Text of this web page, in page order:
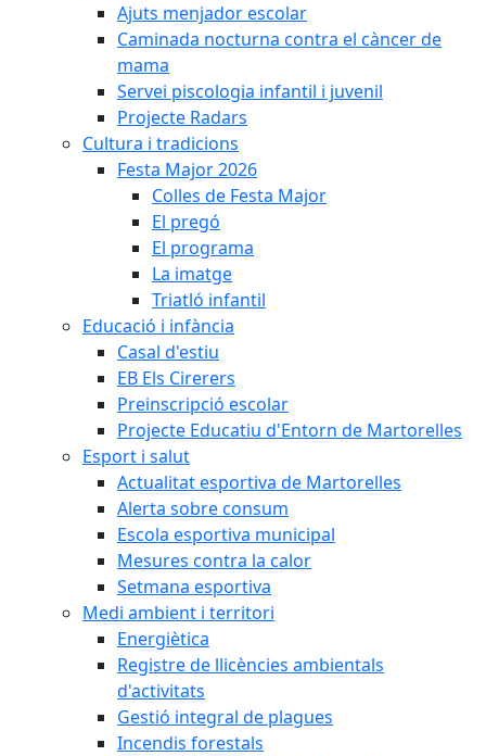
Ajuts menjador escolar
Caminada nocturna contra el càncer de
mama
Servei piscologia infantil i juvenil
Projecte Radars
Cultura i tradicions
Festa Major 2026
Colles de Festa Major
El pregó
El programa
La imatge
Triatló infantil
Educació i infància
Casal d'estiu
EB Els Cirerers
Preinscripció escolar
Projecte Educatiu d'Entorn de Martorelles
Esport i salut
Actualitat esportiva de Martorelles
Alerta sobre consum
Escola esportiva municipal
Mesures contra la calor
Setmana esportiva
Medi ambient i territori
Energiètica
Registre de llicències ambientals
d'activitats
Gestió integral de plagues
Incendis forestals